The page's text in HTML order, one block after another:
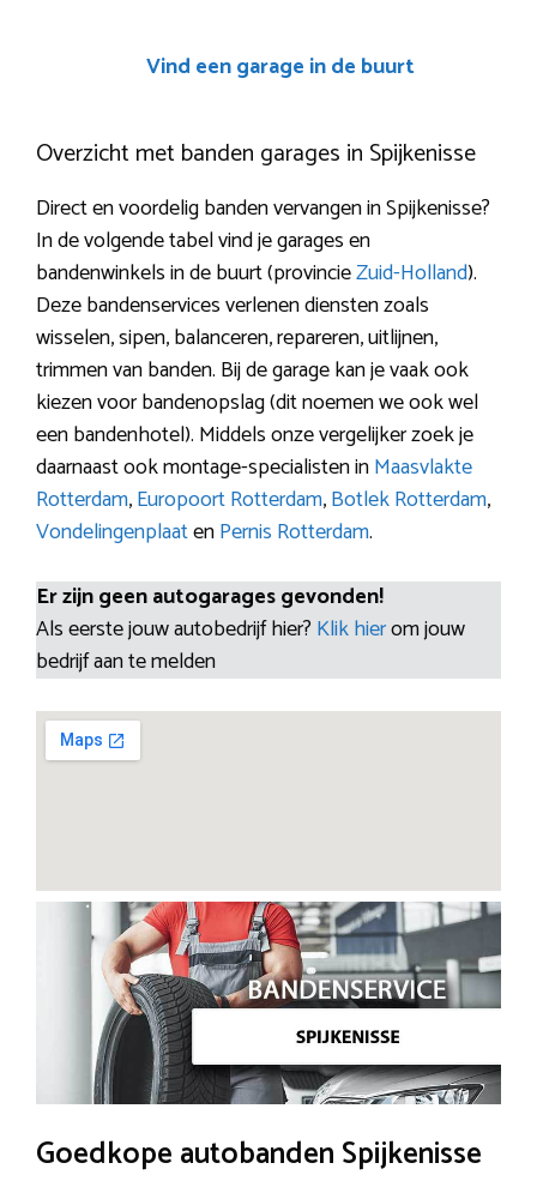
Vind een garage in de buurt
Overzicht met banden garages in Spijkenisse
Direct en voordelig banden vervangen in Spijkenisse?
In de volgende tabel vind je garages en
bandenwinkels in de buurt (provincieZuid-Holland).
Deze bandenservices verlenen diensten zoals
wisselen, sipen, balanceren, repareren, uitlijnen,
trimmen van banden. Bij de garage kan je vaak ook
kiezen voor bandenopslag (dit noemen we ook wel
een bandenhotel). Middels onze vergelijker zoek je
daarnaast ook montage-specialisten inMaasvlakte
Rotterdam,Europoort Rotterdam,Botlek Rotterdam,
VondelingenplaatenPernis Rotterdam.
Er zijn geen autogarages gevonden!
Als eerste jouw autobedrijf hier? Klik hierom jouw
bedrijf aan te melden
Goedkope autobanden Spijkenisse